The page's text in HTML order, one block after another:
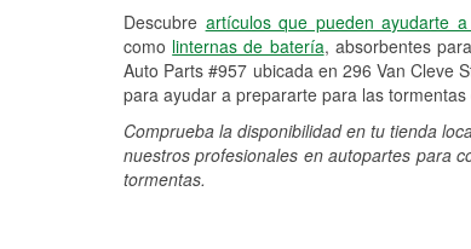
Descubre artículos que pueden ayudarte
como linternas de batería, absorbentes
Auto Parts #957 ubicada en 296 Van Cleve
para ayudar a prepararte para las
Comprueba la disponibilidad en tu tienda
nuestros profesionales en autopartes para
tormentas.